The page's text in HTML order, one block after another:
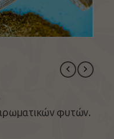
φυτών.